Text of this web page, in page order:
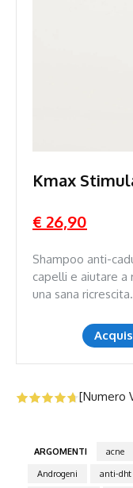
Kmax
€ 26,90
Shampoo anti-
capelli e aiutare
una sana
[Numero
ARGOMENTI acne
Androgeni
anti-dht